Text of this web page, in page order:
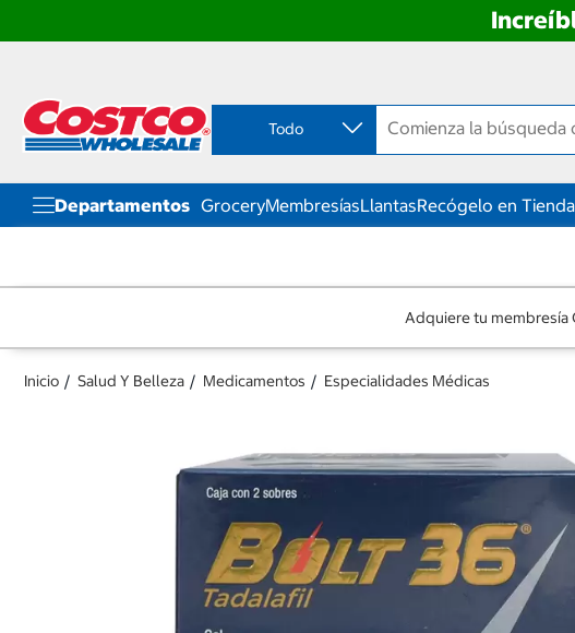
contenido
menú
navegación
Todo
Departamentos GroceryMembresíasLlantasRecógelo en Tienda
Adquiere tu membresía
Inicio Salud Y Belleza Medicamentos Especialidades Médicas